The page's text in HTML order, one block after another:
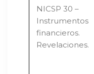
NICSP 30 –
Instrumentos
financieros.
Revelaciones.